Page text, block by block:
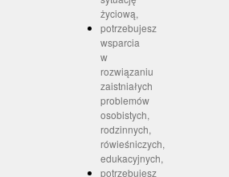
życiową,
potrzebujesz
wsparcia
w
rozwiązaniu
zaistniałych
problemów
osobistych,
rodzinnych,
rówieśniczych,
edukacyjnych,
potrzebujesz